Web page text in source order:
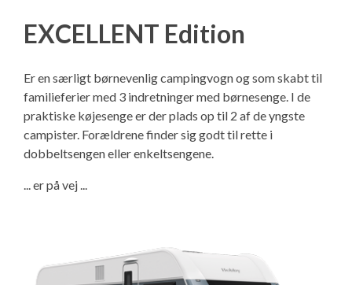
EXCELLENT Edition
Er en særligt børnevenlig campingvogn og som skabt til
familieferier med 3 indretninger med børnesenge. I de
praktiske køjesenge er der plads op til 2 af de yngste
campister. Forældrene finder sig godt til rette i
dobbeltsengen eller enkeltsengene.
... er på vej ...